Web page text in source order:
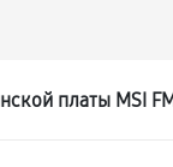
платы MSI